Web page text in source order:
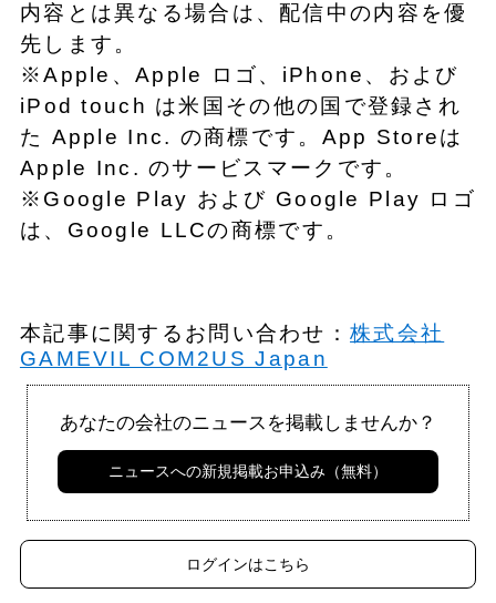
内容とは異なる場合は、配信中の内容を優
先します。
※Apple、Apple ロゴ、iPhone、および
iPod touch は米国その他の国で登録され
た Apple Inc. の商標です。App Storeは
Apple Inc. のサービスマークです。
※Google Play および Google Play ロゴ
は、Google LLCの商標です。
本記事に関するお問い合わせ：株式会社
GAMEVIL COM2US Japan
あなたの会社のニュースを掲載しませんか？
ニュースへの新規掲載お申込み（無料）
ログインはこちら